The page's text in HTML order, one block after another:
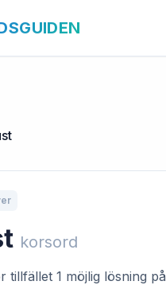
korsord
tillfället 1 möjlig lösning på